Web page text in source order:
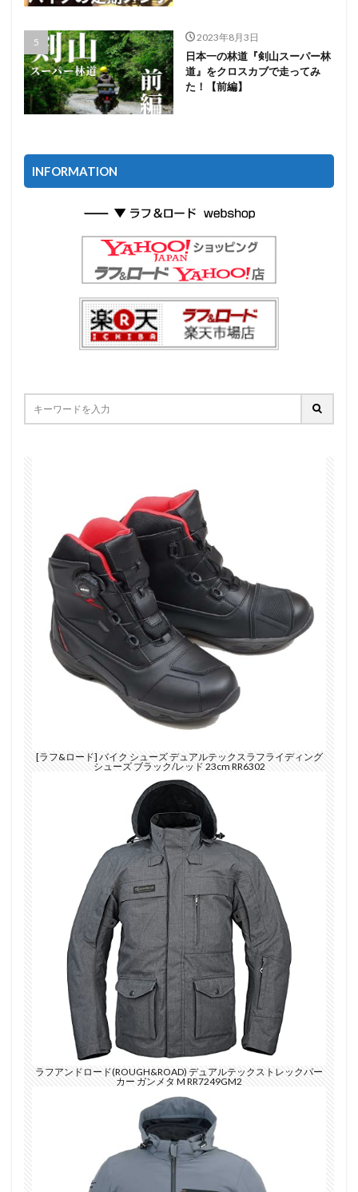
2023年8月3日
日本一の林道『剣山スーパー林
道』をクロスカブで走ってみ
た！【前編】
INFORMATION
[ラフ&ロード] バイク シューズ デュアルテックスラフライディング
シューズ ブラック/レッド 23cm RR6302
ラフアンドロード(ROUGH&ROAD) デュアルテックストレックパー
カー ガンメタ M RR7249GM2